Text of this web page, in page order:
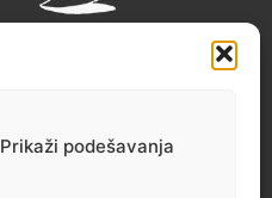
Prikaži podešavanja